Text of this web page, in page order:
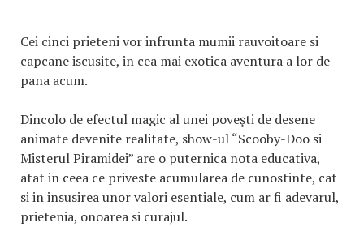
Cei cinci prieteni vor infrunta mumii rauvoitoare si
capcane iscusite, in cea mai exotica aventura a lor de
pana acum.
Dincolo de efectul magic al unei poveşti de desene
animate devenite realitate, show-ul “Scooby-Doo si
Misterul Piramidei” are o puternica nota educativa,
atat in ceea ce priveste acumularea de cunostinte, cat
si in insusirea unor valori esentiale, cum ar fi adevarul,
prietenia, onoarea si curajul.